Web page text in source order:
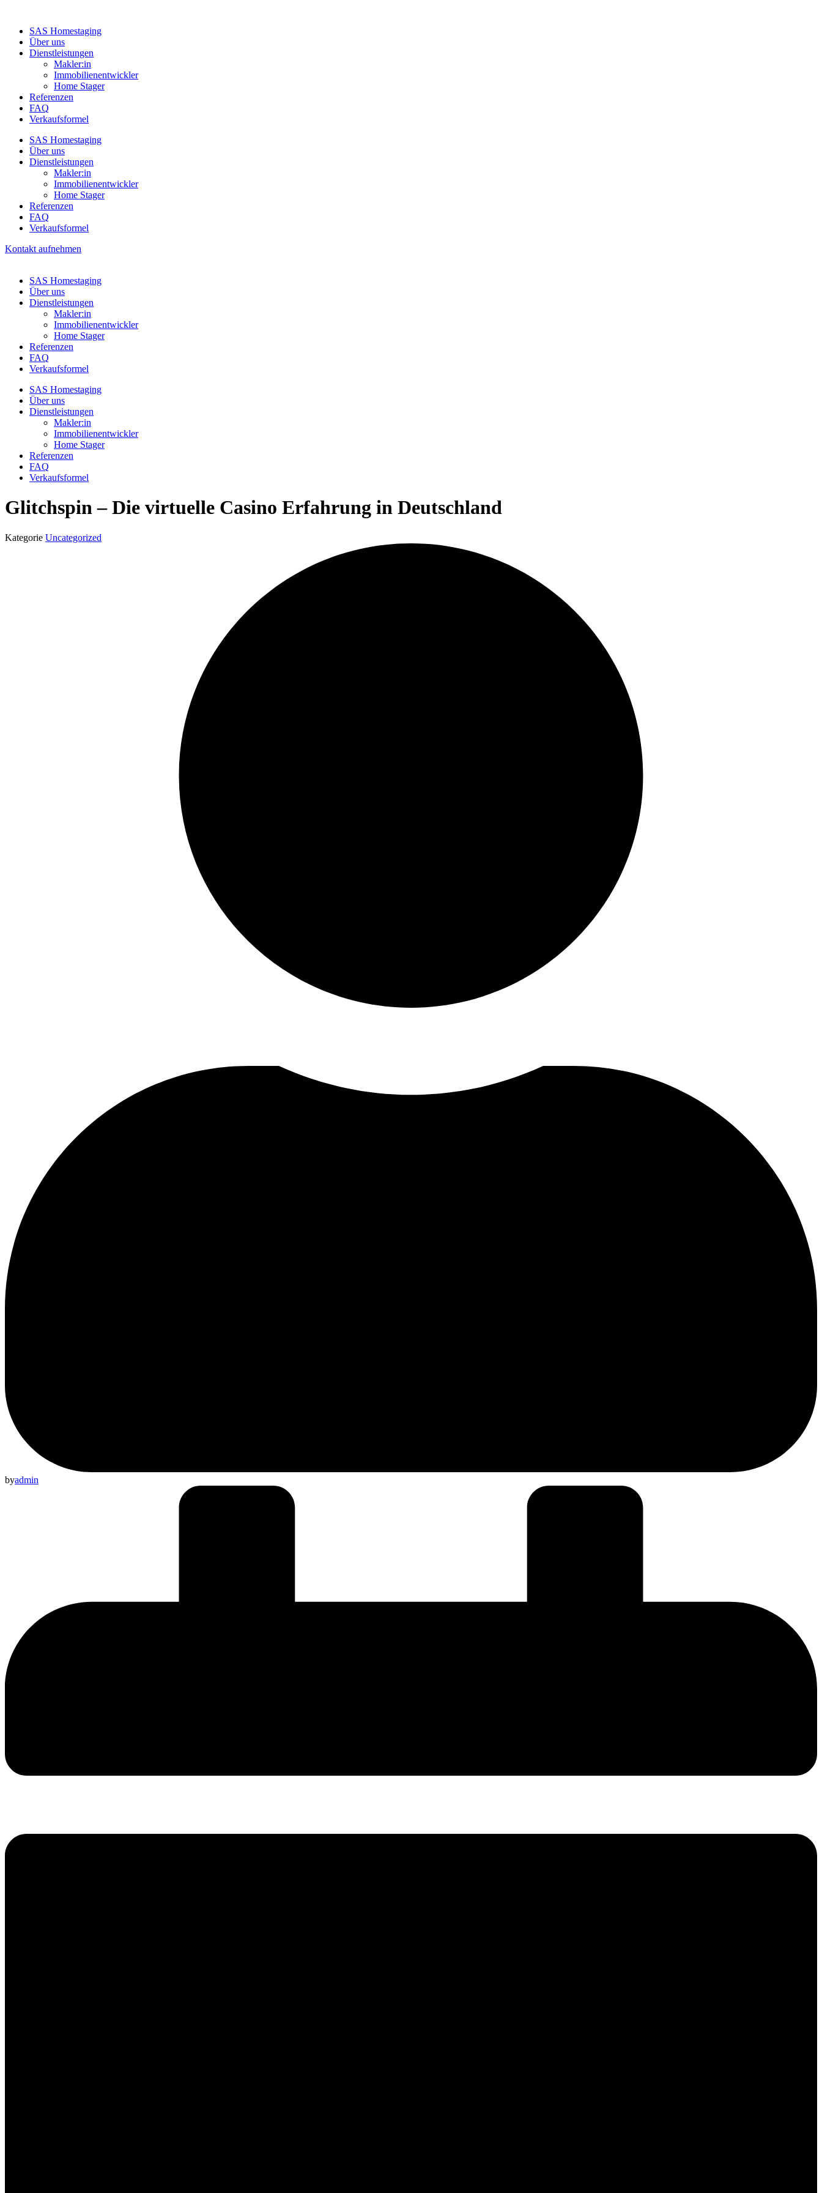
SAS Homestaging
Über uns
Dienstleistungen
Makler:in
Immobilienentwickler
Home Stager
Referenzen
FAQ
Verkaufsformel
SAS Homestaging
Über uns
Dienstleistungen
Makler:in
Immobilienentwickler
Home Stager
Referenzen
FAQ
Verkaufsformel
Kontakt aufnehmen
SAS Homestaging
Über uns
Dienstleistungen
Makler:in
Immobilienentwickler
Home Stager
Referenzen
FAQ
Verkaufsformel
SAS Homestaging
Über uns
Dienstleistungen
Makler:in
Immobilienentwickler
Home Stager
Referenzen
FAQ
Verkaufsformel
Glitchspin – Die virtuelle Casino Erfahrung in Deutschland
Kategorie Uncategorized
byadmin